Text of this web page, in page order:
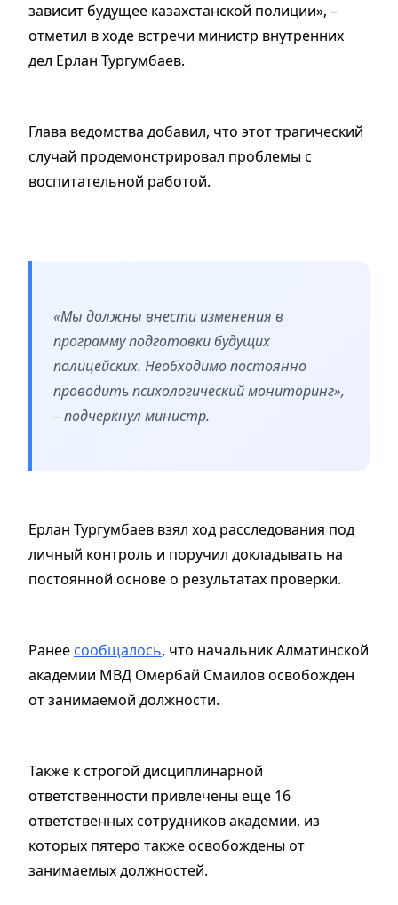
зависит будущее казахстанской полиции», –
отметил в ходе встречи министр внутренних
дел Ерлан Тургумбаев.
Глава ведомства добавил, что этот трагический
случай продемонстрировал проблемы с
воспитательной работой.
«Мы должны внести изменения в
программу подготовки будущих
полицейских. Необходимо постоянно
проводить психологический мониторинг»,
– подчеркнул министр.
Ерлан Тургумбаев взял ход расследования под
личный контроль и поручил докладывать на
постоянной основе о результатах проверки.
Ранее сообщалось, что начальник Алматинской
академии МВД Омербай Смаилов освобожден
от занимаемой должности.
Также к строгой дисциплинарной
ответственности привлечены еще 16
ответственных сотрудников академии, из
которых пятеро также освобождены от
занимаемых должностей.